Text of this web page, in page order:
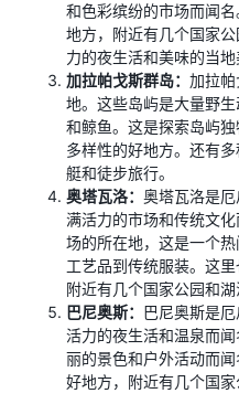
和色彩缤纷的市场而闻
地方，附近有几个国家
力的夜生活和美味的当地
加拉帕戈斯群岛： 加拉
地。这些岛屿是大量野
和鲸鱼。这是探索岛屿
多样性的好地方。还有
艇和徒步旅行。
奥塔瓦洛： 奥塔瓦洛是
满活力的市场和传统文
场的所在地，这是一个
工艺品到传统服装。这
附近有几个国家公园和湖
巴尼奥斯： 巴尼奥斯是
活力的夜生活和温泉而
丽的景色和户外活动而
好地方，附近有几个国家